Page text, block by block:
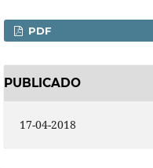
PDF
PUBLICADO
17-04-2018